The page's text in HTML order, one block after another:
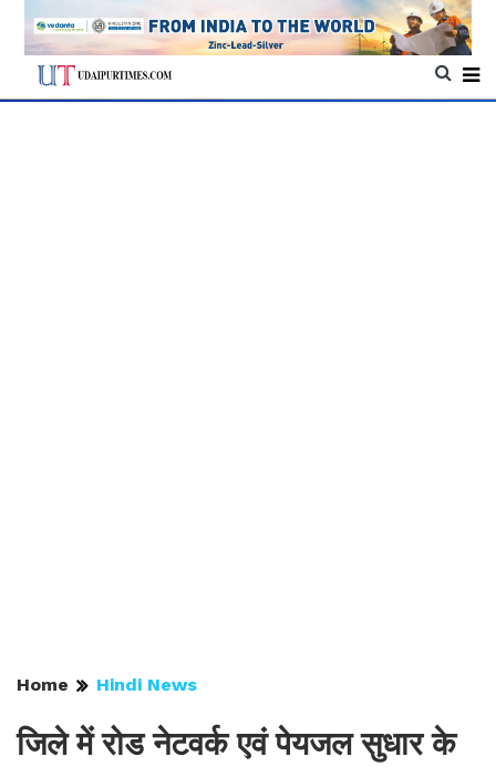
Home Hindi News
जिले में रोड नेटवर्क एवं पेयजल सुधार के